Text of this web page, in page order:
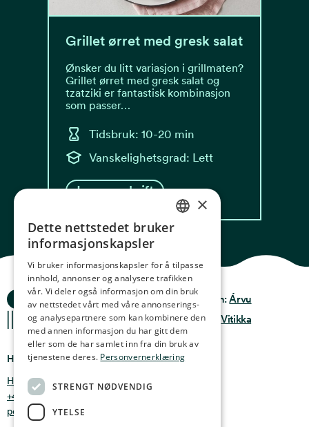
Grillet ørret med gresk salat
Ønsker du litt variasjon i grillmaten?
Grillet ørret med gresk salat og
tzatziki er fantastisk kombinasjon
som passer…
Tidsbruk: 10-20 min
Vanskelighetsgrad: Lett
Les oppskrift
Ocean Stories
Hvor finner du oss
Holmen 4b, 9750 Honningsvåg, Norge
+47 47 99 00 95
post@oceanstories.no
Privacy & Policy
Terms & conditions
Design:Árvu
Kode:Vitikka
NORWEGIAN
GERMAN
FRENCH
SPANISH
FINNISH
×
Dette nettstedet bruker
informasjonskapsler
Vi bruker informasjonskapsler for å tilpasse
innhold, annonser og analysere trafikken
vår. Vi deler også informasjon om din bruk
av nettstedet vårt med våre annonserings-
og analysepartnere som kan kombinere den
med annen informasjon du har gitt dem
eller som de har samlet inn fra din bruk av
tjenestene deres. Personvernerklæring
STRENGT NØDVENDIG
YTELSE